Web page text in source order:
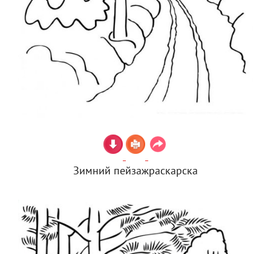
Зимний пейзажраскарска